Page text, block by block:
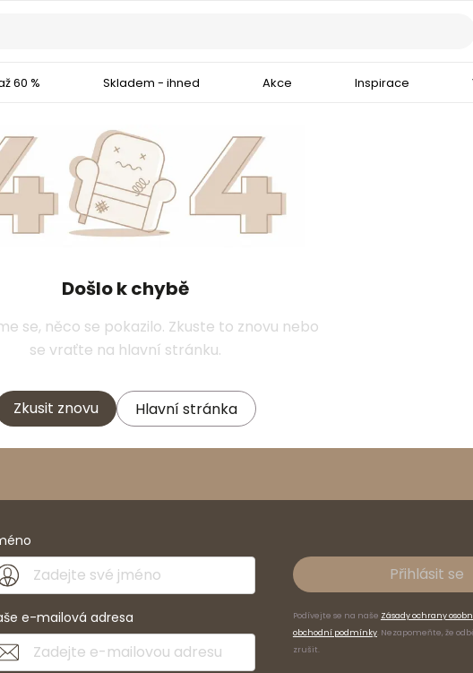
60 % Skladem - ihned Akce Inspirace
Došlo k chybě
se, něco se pokazilo. Zkuste to znovu nebo
se vraťte na hlavní stránku.
Zkusit znovu Hlavní stránka
e-mailová adresa
Přihlásit se
Podívejte se na naše Zásady ochrany
obchodní podmínky. Nezapomeňte, že
zrušit.